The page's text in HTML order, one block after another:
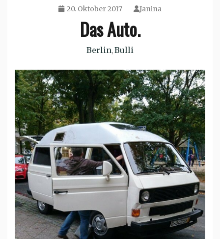
20. Oktober 2017 Janina
Das Auto.
Berlin,Bulli